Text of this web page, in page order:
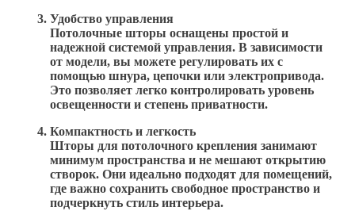
Удобство управления
Потолочные шторы оснащены простой и
надежной системой управления. В зависимости
от модели, вы можете регулировать их с
помощью шнура, цепочки или электропривода.
Это позволяет легко контролировать уровень
освещенности и степень приватности.
Компактность и легкость
Шторы для потолочного крепления занимают
минимум пространства и не мешают открытию
створок. Они идеально подходят для помещений,
где важно сохранить свободное пространство и
подчеркнуть стиль интерьера.